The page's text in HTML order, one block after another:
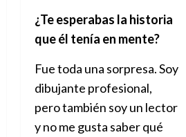
¿Te esperabas la historia
que él tenía en mente?
Fue toda una sorpresa. Soy
dibujante profesional,
pero también soy un lector
y no me gusta saber qué